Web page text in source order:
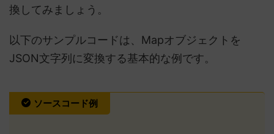
換してみましょう。
以下のサンプルコードは、Mapオブジェクトを
JSON文字列に変換する基本的な例です。
ソースコード例